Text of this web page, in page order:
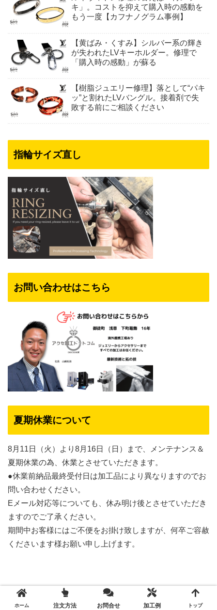
キ」。コストを抑えて購入時の感動を
もう一度【カフナノグラム事例】
【黄ばみ・くすみ】シルバー系の輝き
が失われたLVキーホルダー。修理で
「購入時の感動」が蘇る
【樹脂ジュエリー修理】落として“パキ
ッ”と割れたLVバングル。接着剤で失
敗する前にご相談ください
指輪サイズ直し
お問い合わせはこちら
夏期休業について
8月11日（火）より8月16日（日）まで、メンテナンス＆
夏期休業の為、休業とさせていただきます。
●休業前納品最終受付日は加工品により異なりますのでお
問い合わせください。
Eメール対応等についても、休み明け後とさせていただき
ますのでご了承ください。
期間中お客様にはご不便をお掛け致しますが、何卒ご容赦
くださいます様お願い申し上げます。
ホーム 注文方法 お問合せ 加工例 トップ